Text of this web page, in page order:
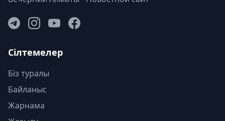
Сілтемелер
Біз туралы
Байланыс
Жарнама